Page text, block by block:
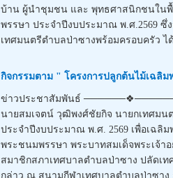
บ้าน ผู้นำชุมชน และ พุทธศาสนิกชนในพื้
พรรษา ประจำปีงบประมาณ พ.ศ.2569
เทศมนตรีตำบลป่าซางพร้อมครอบครัว ไ
กิจกรรมตาม " โครงการปลูกต้นไม้เฉลิม
ข่าวประชาสัมพันธ์ ──────❖──────
นายสมเจตน์ วุฒิพงศ์ชัยกิจ นายกเทศมน
ประจำปีงบประมาณ พ.ศ. 2569 เพื่อเฉลิ
พระชนมพรรษา พระบาทสมเด็จพระเจ้า
สมาชิกสภาเทศบาลตำบลป่าซาง ปลัดเท
กล่าว ณ สนามกีฬาเทศบาลตำบลป่าซาง